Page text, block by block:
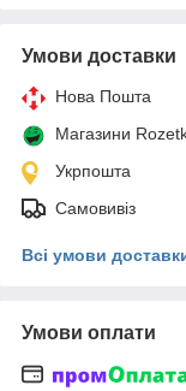
Умови доставки
Нова Пошта
Магазини
Укрпошта
Самовивіз
Всі умови
Умови оплати